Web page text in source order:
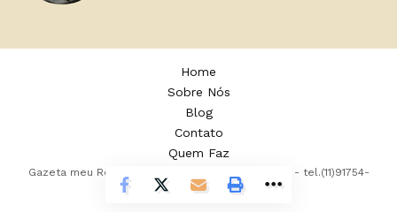
Gazeta meu Rei -
- tel.(11)91754-
6532
Home
Sobre Nós
Blog
Contato
Quem Faz